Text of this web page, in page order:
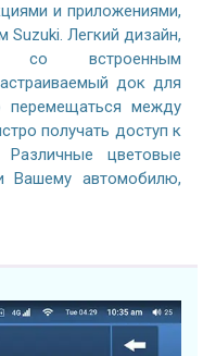
и приложениями,
Легкий дизайн,
со встроенным
док для
перемещаться между
получать доступ к
цветовые
Вашему автомобилю,